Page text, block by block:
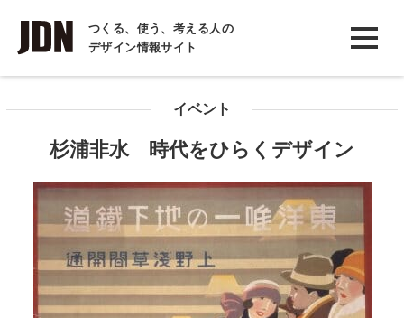
つくる、使う、考える人の
デザイン情報サイト
INTERVIEW
インタビュー
コラム
イベント
杉浦非水 時代をひらくデザイン